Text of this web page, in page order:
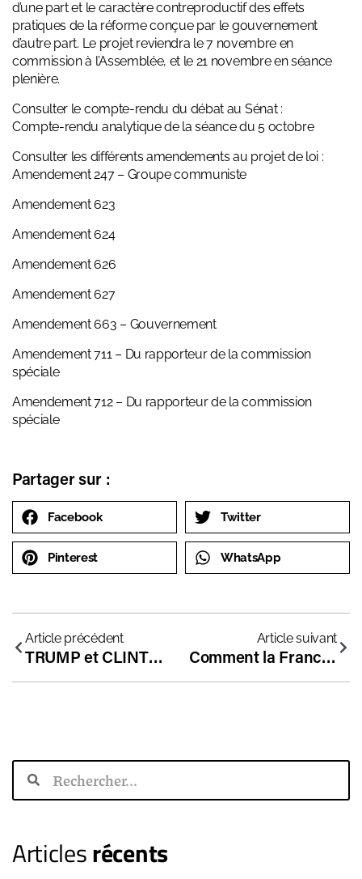
d’une part et le caractère contreproductif des effets
pratiques de la réforme conçue par le gouvernement
d’autre part. Le projet reviendra le 7 novembre en
commission à l’Assemblée, et le 21 novembre en séance
plenière.
Consulter le compte-rendu du débat au Sénat :
Compte-rendu analytique de la séance du 5 octobre
Consulter les différents amendements au projet de loi :
Amendement 247 – Groupe communiste
Amendement 623
Amendement 624
Amendement 626
Amendement 627
Amendement 663 – Gouvernement
Amendement 711 – Du rapporteur de la commission
spéciale
Amendement 712 – Du rapporteur de la commission
spéciale
Partager sur :
Facebook Twitter
Pinterest WhatsApp
Article précédent
TRUMP et CLINTON : des visions antagonistes sur la réforme du système éducatif ?
Article suivant
Comment la France a saboté son école
Articlesrécents